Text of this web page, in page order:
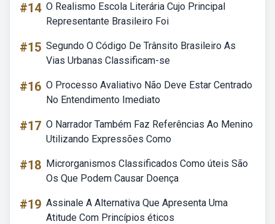
#14 O Realismo Escola Literária Cujo Principal
Representante Brasileiro Foi
#15 Segundo O Código De Trânsito Brasileiro As
Vias Urbanas Classificam-se
#16 O Processo Avaliativo Não Deve Estar Centrado
No Entendimento Imediato
#17 O Narrador Também Faz Referências Ao Menino
Utilizando Expressões Como
#18 Microrganismos Classificados Como úteis São
Os Que Podem Causar Doença
#19 Assinale A Alternativa Que Apresenta Uma
Atitude Com Princípios éticos